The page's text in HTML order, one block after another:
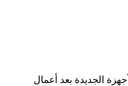
الجديدة بعد أعمال